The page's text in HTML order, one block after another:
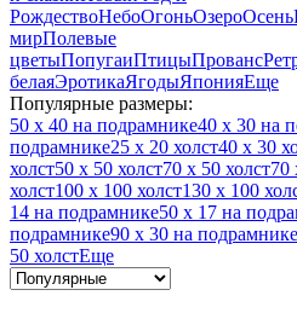
РождествоНебоОгоньОзероОсень
мирПолевые
цветыПопугаиПтицыПрованс
белаяЭротикаЯгодыЯпонияЕще
Популярные размеры:
50 x 40 на подрамнике40 x 30 на
подрамнике25 x 20 холст40 x 30
холст50 x 50 холст70 x 50 холст70
холст100 x 100 холст130 x 100
14 на подрамнике50 x 17 на
подрамнике90 x 30 на подрамнике
50 холстЕще